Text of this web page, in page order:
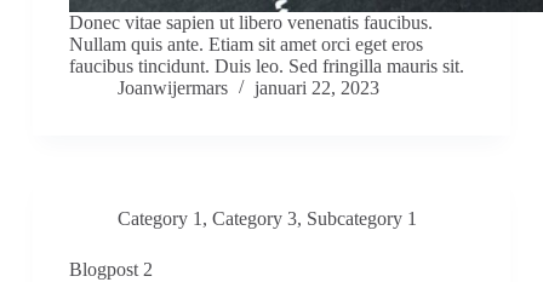
Donec vitae sapien ut libero venenatis faucibus.
Nullam quis ante. Etiam sit amet orci eget eros
faucibus tincidunt. Duis leo. Sed fringilla mauris sit.
Joanwijermars
januari 22, 2023
Category 1 , Category 3, Subcategory 1
Blogpost 2